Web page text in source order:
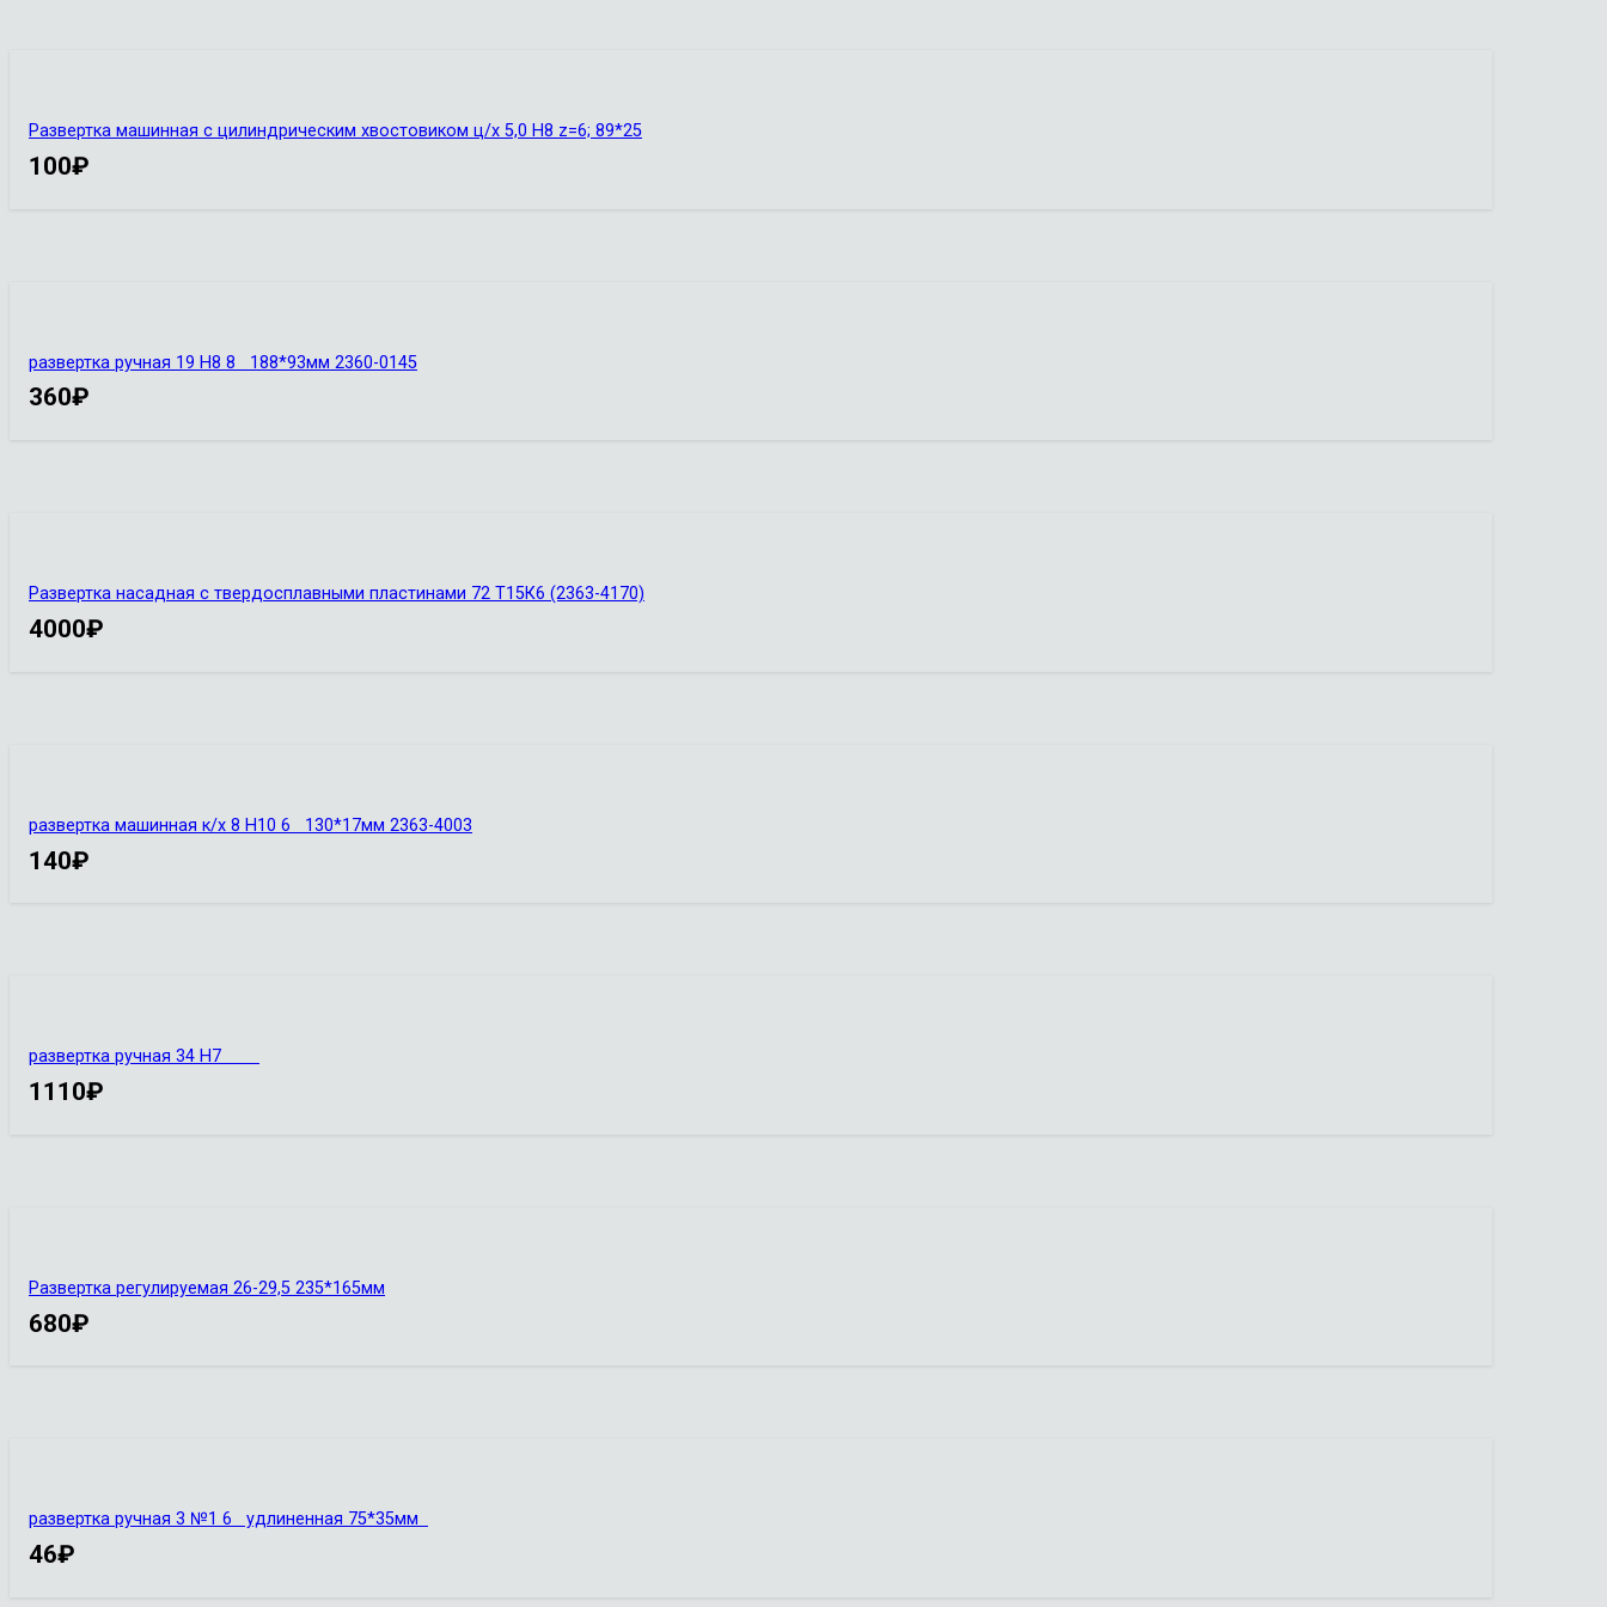
Развертка машинная с цилиндрическим хвостовиком ц/х 5,0 Н8 z=6; 89*25
100₽
развертка ручная 19 Н8 8 188*93мм 2360-0145
360₽
Развертка насадная с твердосплавными пластинами 72 Т15К6 (2363-4170)
4000₽
развертка машинная к/х 8 Н10 6 130*17мм 2363-4003
140₽
развертка ручная 34 Н7
1110₽
Развертка регулируемая 26-29,5 235*165мм
680₽
развертка ручная 3 №1 6 удлиненная 75*35мм
46₽